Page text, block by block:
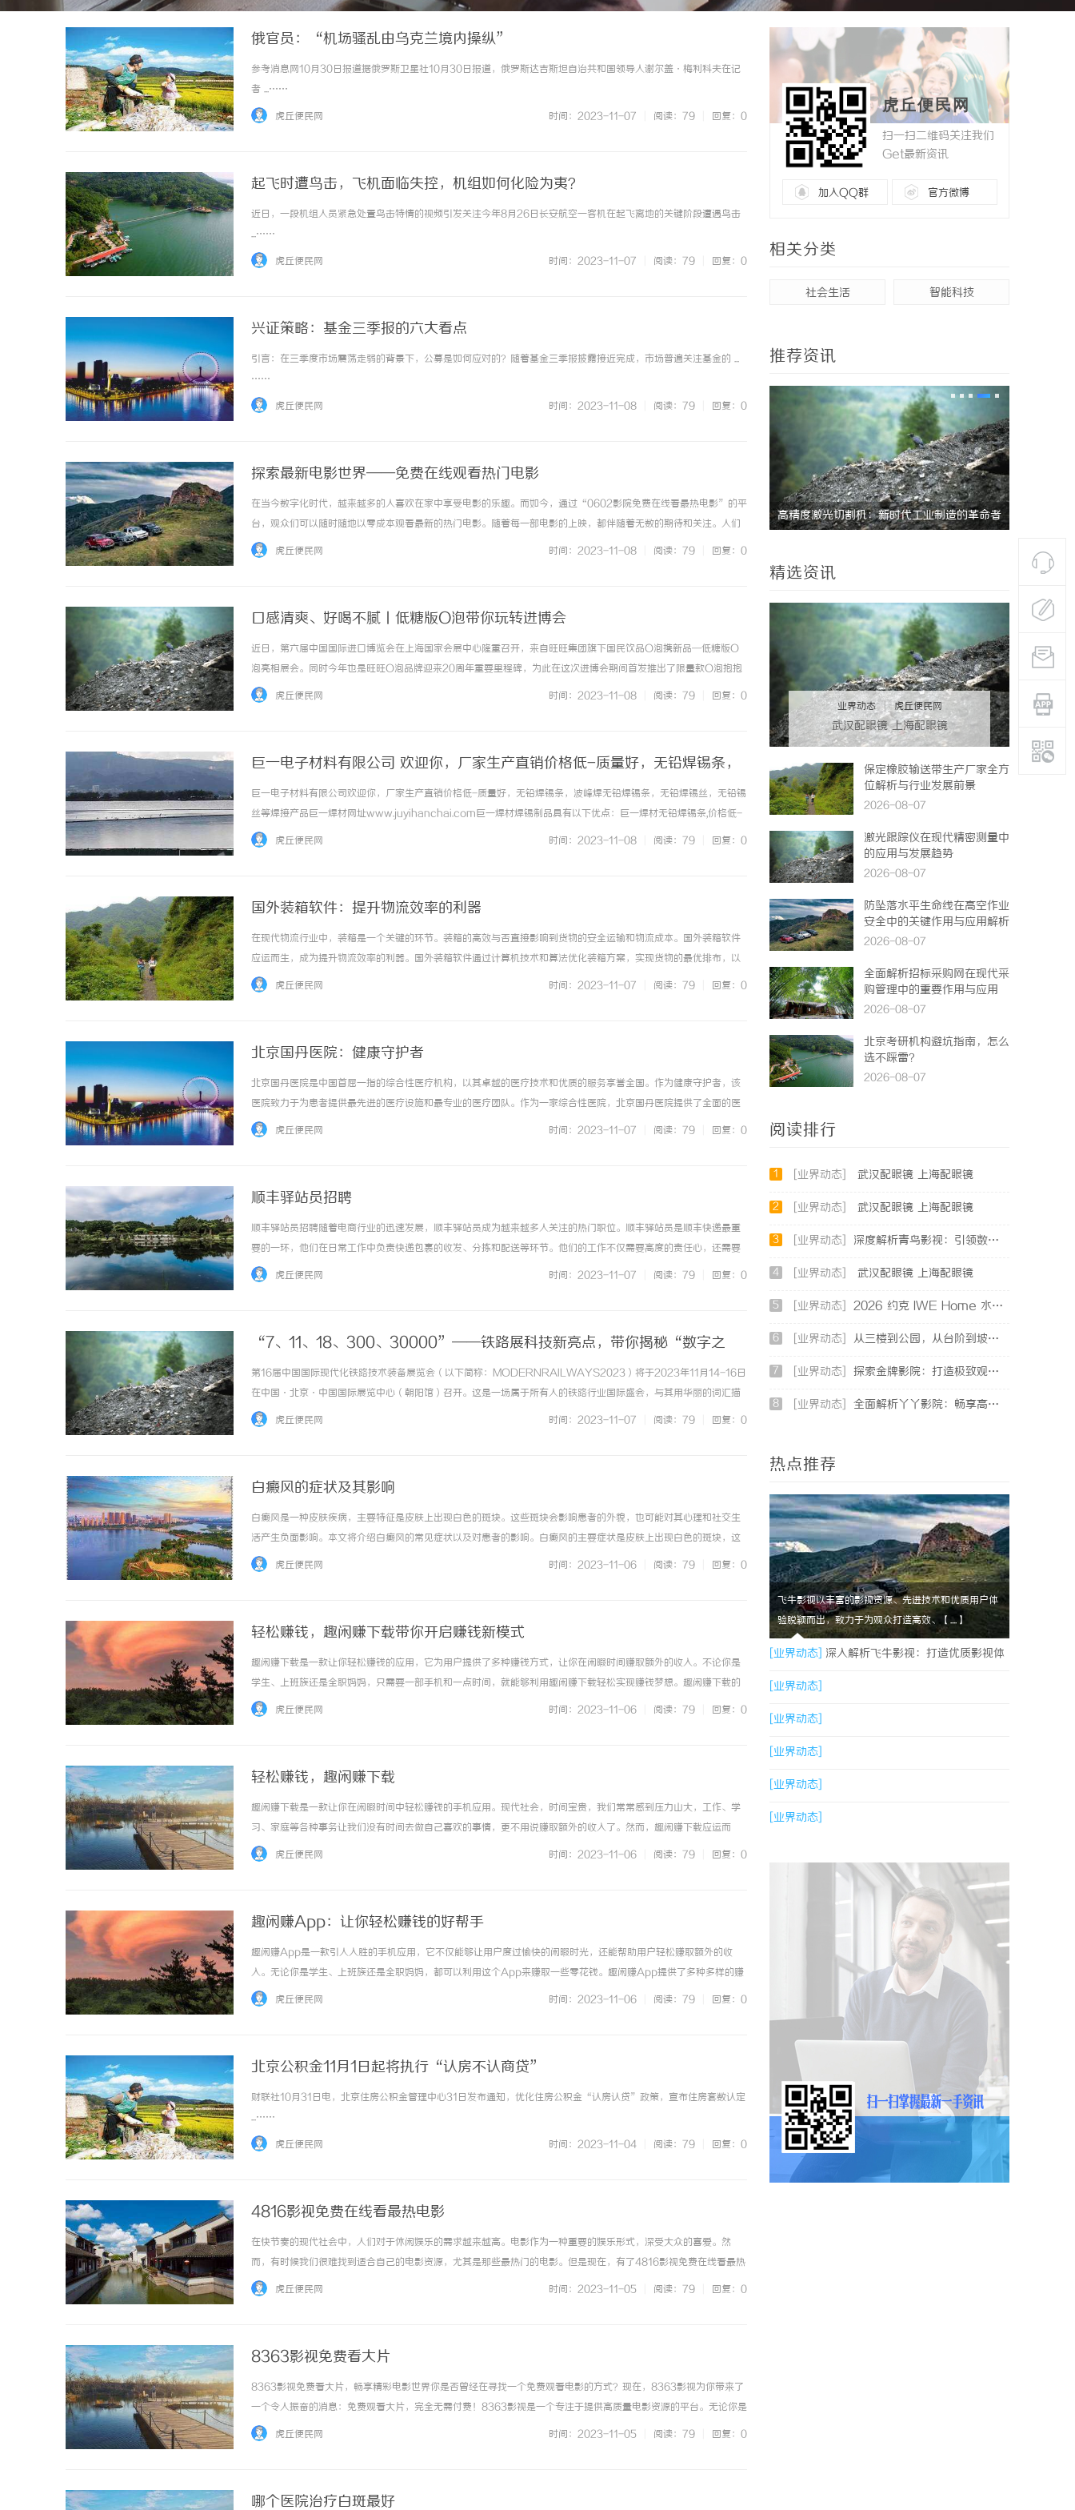
俄官员：“机场骚乱由乌克兰境内操纵”
参考消息网10月30日报道据俄罗斯卫星社10月30日报道，俄罗斯达吉斯坦自治共和国领导人谢尔盖·梅利科夫在记
者 ...……
虎丘便民网 时间：2023-11-07 阅读：79 回复：0
起飞时遭鸟击，飞机面临失控，机组如何化险为夷？
近日，一段机组人员紧急处置鸟击特情的视频引发关注今年8月26日长安航空一客机在起飞离地的关键阶段遭遇鸟击
...……
虎丘便民网 时间：2023-11-07 阅读：79 回复：0
兴证策略：基金三季报的六大看点
引言：在三季度市场震荡走弱的背景下，公募是如何应对的？随着基金三季报披露接近完成，市场普遍关注基金的 ...
……
虎丘便民网 时间：2023-11-08 阅读：79 回复：0
探索最新电影世界——免费在线观看热门电影
在当今数字化时代，越来越多的人喜欢在家中享受电影的乐趣。而如今，通过“0602影院免费在线看最热电影”的平
台，观众们可以随时随地以零成本观看最新的热门电影。随着每一部电影的上映，都伴随着无数的期待和关注。人们
渴望能够第一时间观看到最新的电影作品，并与朋友、家人一起分享观影的体验。然而，有时候由于时间和地点的限
虎丘便民网 时间：2023-11-08 阅读：79 回复：0
口感清爽、好喝不腻丨低糖版O泡带你玩转进博会
近日，第六届中国国际进口博览会在上海国家会展中心隆重召开，来自旺旺集团旗下国民饮品O泡携新品—低糖版O
泡亮相展会。同时今年也是旺旺O泡品牌迎来20周年重要里程碑，为此在这次进博会期间首发推出了限量款O泡抱抱
音乐礼盒，以其广为传唱O泡经典广告歌曲“给我O泡我要抱抱~”魔性洗脑旋律以及趣味互动游戏玩法，使旺旺O泡
虎丘便民网 时间：2023-11-08 阅读：79 回复：0
巨一电子材料有限公司 ​欢迎你，厂家生产直销价格低-质量好，​无铅焊锡条，
波峰焊无铅焊锡条，无铅焊锡丝，无铅锡丝等焊接产品
巨一电子材料有限公司欢迎你，厂家生产直销价格低-质量好，无铅焊锡条，波峰焊无铅焊锡条，无铅焊锡丝，无铅锡
丝等焊接产品巨一焊材网址www.juyihanchai.com巨一焊材焊锡制品具有以下优点：巨一焊材无铅焊锡条,价格低-
质量好。巨一焊材无铅焊锡条,符合企业出厂标准。巨一焊材无铅焊锡丝焊接时润湿性好，上锡速度快；巨一焊材无铅
虎丘便民网 时间：2023-11-08 阅读：79 回复：0
国外装箱软件：提升物流效率的利器
在现代物流行业中，装箱是一个关键的环节。装箱的高效与否直接影响到货物的安全运输和物流成本。国外装箱软件
应运而生，成为提升物流效率的利器。国外装箱软件通过计算机技术和算法优化装箱方案，实现货物的最优排布，以
最大限度地减少运输空间的浪费。与传统的手工装箱相比，国外装箱软件具有以下优势。首先，国外装箱软件能够根
虎丘便民网 时间：2023-11-07 阅读：79 回复：0
北京国丹医院：健康守护者
北京国丹医院是中国首屈一指的综合性医疗机构，以其卓越的医疗技术和优质的服务享誉全国。作为健康守护者，该
医院致力于为患者提供最先进的医疗设施和最专业的医疗团队。作为一家综合性医院，北京国丹医院提供了全面的医
疗服务，涵盖了内科、外科、妇产科、儿科、眼科、口腔科等多个专业领域。无论是常见疾病的治疗还是复杂疑难病
虎丘便民网 时间：2023-11-07 阅读：79 回复：0
顺丰驿站员招聘
顺丰驿站员招聘随着电商行业的迅速发展，顺丰驿站员成为越来越多人关注的热门职位。顺丰驿站员是顺丰快递最重
要的一环，他们在日常工作中负责快递包裹的收发、分拣和配送等环节。他们的工作不仅需要高度的责任心，还需要
灵活的动手能力和良好的沟通技巧。作为一名顺丰驿站员，你将享受到以下待遇：1.灵活的工作时间：顺丰驿站员工作
虎丘便民网 时间：2023-11-07 阅读：79 回复：0
“7、11、18、300、30000”——铁路展科技新亮点，带你揭秘“数字之
谜” !
第16届中国国际现代化铁路技术装备展览会（以下简称：MODERNRAILWAYS2023）将于2023年11月14-16日
在中国·北京·中国国际展览中心（朝阳馆）召开。这是一场属于所有人的铁路行业国际盛会，与其用华丽的词汇描
摹，不如用准确的数据让人印象深刻，让我们一起来看看关于MODERNRAILWAYS2023的“数字展示”吧！
虎丘便民网 时间：2023-11-07 阅读：79 回复：0
白癜风的症状及其影响
白癜风是一种皮肤疾病，主要特征是皮肤上出现白色的斑块。这些斑块会影响患者的外貌，也可能对其心理和社交生
活产生负面影响。本文将介绍白癜风的常见症状以及对患者的影响。白癜风的主要症状是皮肤上出现白色的斑块，这
是由于皮肤中的黑色素减少或完全丧失导致的。这些斑块可能出现在身体的任何部位，但常见的部位包括面部、手
虎丘便民网 时间：2023-11-06 阅读：79 回复：0
轻松赚钱，趣闲赚下载带你开启赚钱新模式
趣闲赚下载是一款让你轻松赚钱的应用，它为用户提供了多种赚钱方式，让你在闲暇时间赚取额外的收入。不论你是
学生、上班族还是全职妈妈，只需要一部手机和一点时间，就能够利用趣闲赚下载轻松实现赚钱梦想。趣闲赚下载的
赚钱方式多样且简单易操作。一方面，你可以通过完成在线调查问卷、试玩游戏、下载APP等任务来赚取积分，累积
虎丘便民网 时间：2023-11-06 阅读：79 回复：0
轻松赚钱，趣闲赚下载
趣闲赚下载是一款让你在闲暇时间中轻松赚钱的手机应用。现代社会，时间宝贵，我们常常感到压力山大，工作、学
习、家庭等各种事务让我们没有时间去做自己喜欢的事情，更不用说赚取额外的收入了。然而，趣闲赚下载应运而
生，为我们提供了一个既能放松身心，又能赚钱的机会。趣闲赚下载有着丰富多样的任务和活动，让您在碎片化的时
虎丘便民网 时间：2023-11-06 阅读：79 回复：0
趣闲赚App：让你轻松赚钱的好帮手
趣闲赚App是一款引人入胜的手机应用，它不仅能够让用户度过愉快的闲暇时光，还能帮助用户轻松赚取额外的收
入。无论你是学生、上班族还是全职妈妈，都可以利用这个App来赚取一些零花钱。趣闲赚App提供了多种多样的赚
钱方式。首先，它有一个丰富多样的任务市场，用户可以选择适合自己的任务进行完成。这些任务包括下载App、观
虎丘便民网 时间：2023-11-06 阅读：79 回复：0
北京公积金11月1日起将执行“认房不认商贷”
财联社10月31日电，北京住房公积金管理中心31日发布通知，优化住房公积金“认房认贷”政策，宣布住房套数认定
...……
虎丘便民网 时间：2023-11-04 阅读：79 回复：0
4816影视免费在线看最热电影
在快节奏的现代社会中，人们对于休闲娱乐的需求越来越高。电影作为一种重要的娱乐形式，深受大众的喜爱。然
而，有时候我们很难找到适合自己的电影资源，尤其是那些最热门的电影。但是现在，有了4816影视免费在线看最热
电影的平台，我们可以随时随地畅享最新最热门的电影作品。4816影视是一家提供免费在线观看电影的平台，它汇集
虎丘便民网 时间：2023-11-05 阅读：79 回复：0
8363影视免费看大片
8363影视免费看大片，畅享精彩电影世界你是否曾经在寻找一个免费观看电影的方式？现在，8363影视为你带来了
一个令人振奋的消息：免费观看大片，完全无需付费！8363影视是一个专注于提供高质量电影资源的平台。无论你是
喜欢动作片、爱情片、科幻片、悬疑片还是喜剧片，8363影视都能满足你的需求。只需在浏览器中输入8363影视的
虎丘便民网 时间：2023-11-05 阅读：79 回复：0
哪个医院治疗白斑最好
虎丘便民网
扫一扫二维码关注我们
Get最新资讯
加入QQ群 官方微博
相关分类
社会生活 智能科技
推荐资讯
购买商标：企业品牌布局的关键策略 揭秘！专业充电桩项目软件开发商，究竟藏着
哪些行业秘诀？
550FC45耐磨改性颗粒：提升耐磨性能 高精度激光切割机：新时代工业制造的革命者 贝净 AC 国际医疗实
精选资讯
业界动态 | 虎丘便民网
武汉配眼镜 上海配眼镜
保定橡胶输送带生产厂家全方
位解析与行业发展前景
2026-08-07
激光跟踪仪在现代精密测量中
的应用与发展趋势
2026-08-07
防坠落水平生命线在高空作业
安全中的关键作用与应用解析
2026-08-07
全面解析招标采购网在现代采
购管理中的重要作用与应用
2026-08-07
北京考研机构避坑指南，怎么
选不踩雷？
2026-08-07
阅读排行
1 [业界动态] 武汉配眼镜 上海配眼镜
2 [业界动态] 武汉配眼镜 上海配眼镜
3 [业界动态] 深度解析青鸟影视：引领数字娱乐平台革新的先锋力量
4 [业界动态] 武汉配眼镜 上海配眼镜
5 [业界动态] 2026 约克 IWE Home 水生态中央空调全系列产品型号及核心参数汇总
6 [业界动态] 从三楼到公园，从台阶到坡道，一部高续航电动轮椅如何改变生活
7 [业界动态] 探索金牌影院：打造极致观影体验的现代影院典范
8 [业界动态] 全面解析丫丫影院：畅享高清影视盛宴的最佳选择
热点推荐
飞牛影视以丰富的影视资源、先进技术和优质用户体
验脱颖而出，致力于为观众打造高效、【....】
[业界动态] 深入解析飞牛影视：打造优质影视体
验的先锋平台
[业界动态]
[业界动态]
[业界动态]
[业界动态]
[业界动态]